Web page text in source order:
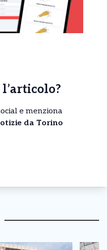
e menziona
da Torino